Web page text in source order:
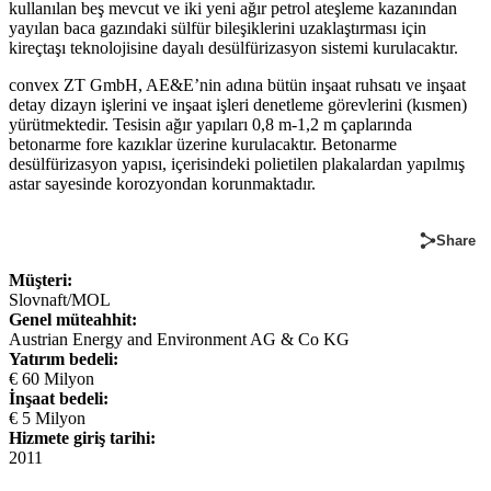
kullanılan beş mevcut ve iki yeni ağır petrol ateşleme kazanından
yayılan baca gazındaki sülfür bileşiklerini uzaklaştırması için
kireçtaşı teknolojisine dayalı desülfürizasyon sistemi kurulacaktır.
convex ZT GmbH, AE&E’nin adına bütün inşaat ruhsatı ve inşaat
detay dizayn işlerini ve inşaat işleri denetleme görevlerini (kısmen)
yürütmektedir. Tesisin ağır yapıları 0,8 m-1,2 m çaplarında
betonarme fore kazıklar üzerine kurulacaktır. Betonarme
desülfürizasyon yapısı, içerisindeki polietilen plakalardan yapılmış
astar sayesinde korozyondan korunmaktadır.
Share
Müşteri:
Slovnaft/MOL
Genel müteahhit:
Austrian Energy and Environment AG & Co KG
Yatırım bedeli:
€ 60 Milyon
İnşaat bedeli:
€ 5 Milyon
Hizmete giriş tarihi:
2011